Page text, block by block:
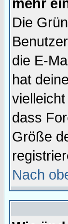
mehr
Die
die E-
hat
dass
Größe
Nach